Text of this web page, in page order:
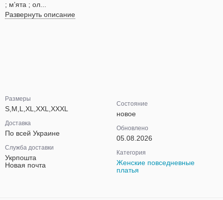
; мʼята ; ол...
Развернуть описание
Размеры
S,M,L,XL,XXL,XXXL
Доставка
По всей Украине
Служба доставки
Укрпошта
Новая почта
Состояние
новое
Обновлено
05.08.2026
Категория
Женские повседневные
платья